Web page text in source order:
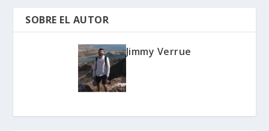
SOBRE EL AUTOR
Jimmy Verrue